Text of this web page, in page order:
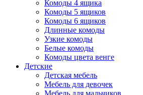
Комоды 4 ящика
Комоды 5 ящиков
Комоды 6 ящиков
Длинные комоды
Узкие комоды
Белые комоды
Комоды цвета венге
Детские
Детская мебель
Мебель для девочек
Мебель для мальчиков